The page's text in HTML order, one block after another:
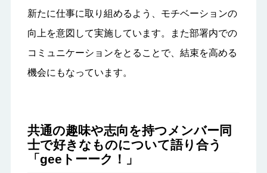
新たに仕事に取り組めるよう、モチベーションの
向上を意図して実施しています。また部署内での
コミュニケーションをとることで、結束を高める
機会にもなっています。
共通の趣味や志向を持つメンバー同
士で好きなものについて語り合う
「geeトーーク！」